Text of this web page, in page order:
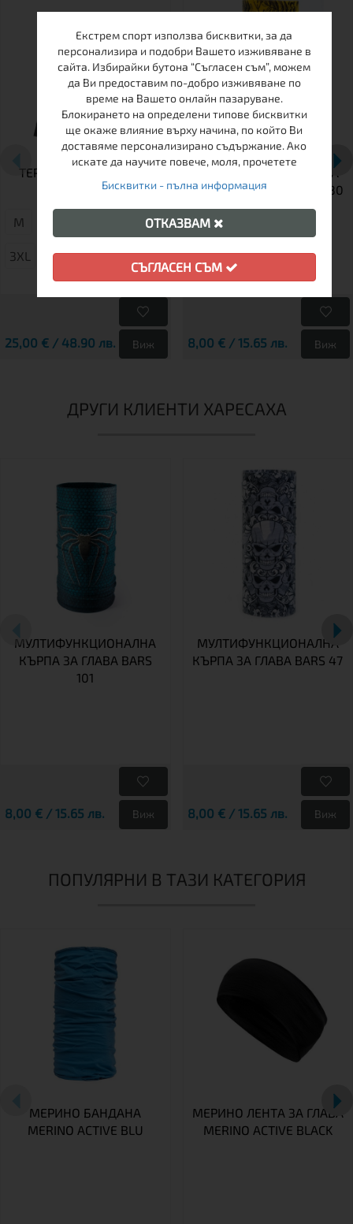
ТЕРМОБЕЛЬО МЪЖКО
БЛУЗА BARS
М
3XL S
25,00 € / 48.90 лв. Виж
МУЛТИФУНКЦИОНАЛНА
КЪРПА ЗА ГЛАВА BARS 80
8,00 € / 15.65 лв. Виж
ДРУГИ КЛИЕНТИ ХАРЕСАХА
МУЛТИФУНКЦИОНАЛНА
КЪРПА ЗА ГЛАВА BARS
101
8,00 € / 15.65 лв. Виж
МУЛТИФУНКЦИОНАЛНА
КЪРПА ЗА ГЛАВА BARS 47
8,00 € / 15.65 лв. Виж
ПОПУЛЯРНИ В ТАЗИ КАТЕГОРИЯ
МЕРИНО БАНДАНА
MERINO ACTIVE BLU
МЕРИНО ЛЕНТА ЗА ГЛАВА
MERINO ACTIVE BLACK
Екстрем спорт използва бисквитки, за да
персонализира и подобри Вашето изживяване в
сайта. Избирайки бутона “Съгласен съм”, можем
да Ви предоставим по-добро изживяване по
време на Вашето онлайн пазаруване.
Блокирането на определени типове бисквитки
ще окаже влияние върху начина, по който Ви
доставяме персонализирано съдържание. Ако
искате да научите повече, моля, прочетете
Бисквитки - пълна информация
ОТКАЗВАМ
СЪГЛАСЕН СЪМ